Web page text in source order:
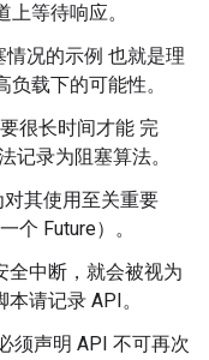
等待响应。
况的示例 也就是理
载下的可能性。
很长时间才能 完
记录为阻塞算法。
其使用至关重要
个 Future）。
全中断，就会被视为
请记录 API。
须声明 API 不可再次